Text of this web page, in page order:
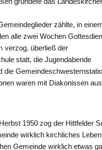
zählte, in
alle zwei Wochen
verzog, überließ der
statt, die Jugendabende
die
waren mit Diakonissen aus
1950 zog der Hittfelder
wirklich kirchliches
Gemeinde wirklich etwas